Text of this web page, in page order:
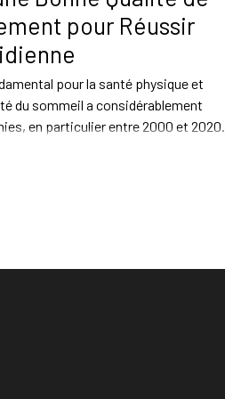
pour Réussir
pour la santé physique et
du sommeil a considérablement
en particulier entre 2000 et 2020.